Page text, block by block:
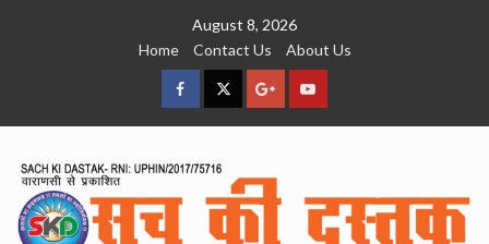
August 8, 2026
Home
Contact Us About Us
facebookTwitterGoogleYouTube